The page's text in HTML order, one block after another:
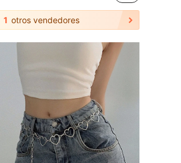
1 otros vendedores